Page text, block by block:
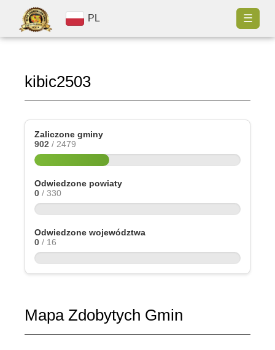
PL ☰
kibic2503
Zaliczone gminy
902 / 2479
Odwiedzone powiaty
0 / 330
Odwiedzone województwa
0 / 16
Mapa Zdobytych Gmin